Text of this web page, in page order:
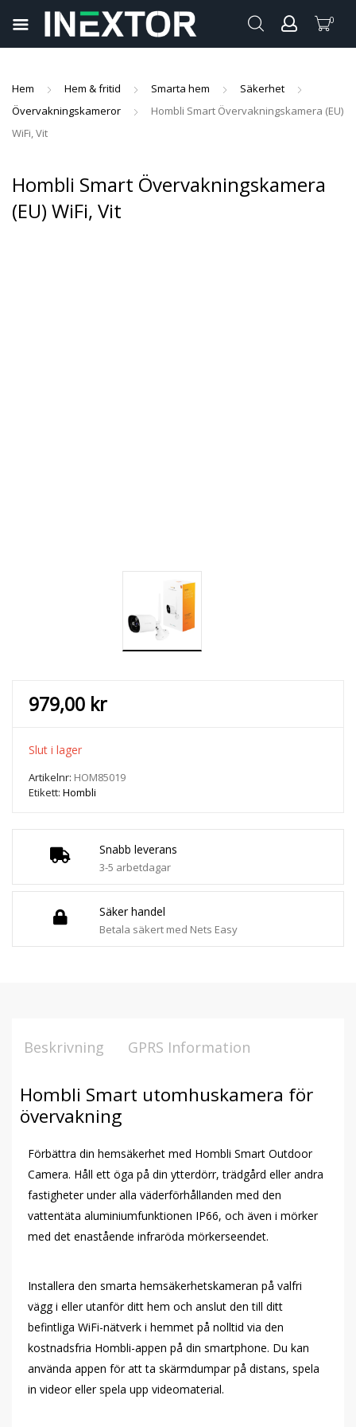
0
Hem Hem & fritid Smarta hem
Säkerhet
Övervakningskameror
Hombli Smart Övervakningskamera (EU)
WiFi, Vit
Hombli Smart Övervakningskamera
(EU) WiFi, Vit
Snabb leverans
3-5 arbetdagar
Säker handel
Betala säkert med Nets Easy
979,00 kr
Slut i lager
Artikelnr: HOM85019
Etikett: Hombli
Beskrivning GPRS Information
Hombli Smart utomhuskamera för
övervakning
Förbättra din hemsäkerhet med Hombli Smart Outdoor
Camera. Håll ett öga på din ytterdörr, trädgård eller andra
fastigheter under alla väderförhållanden med den
vattentäta aluminiumfunktionen IP66, och även i mörker
med det enastående infraröda mörkerseendet.
Installera den smarta hemsäkerhetskameran på valfri
vägg i eller utanför ditt hem och anslut den till ditt
befintliga WiFi-nätverk i hemmet på nolltid via den
kostnadsfria Hombli-appen på din smartphone. Du kan
använda appen för att ta skärmdumpar på distans, spela
in videor eller spela upp videomaterial.